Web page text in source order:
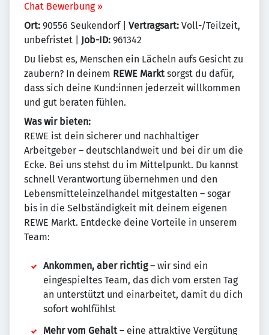
Chat Bewerbung »
Ort: 90556 Seukendorf | Vertragsart: Voll-/Teilzeit,
unbefristet | Job-ID: 961342
Du liebst es, Menschen ein Lächeln aufs Gesicht zu
zaubern? In deinem REWE Marktsorgst du dafür,
dass sich deine Kund:innen jederzeit willkommen
und gut beraten fühlen.
Was wir bieten:
REWE ist dein sicherer und nachhaltiger
Arbeitgeber – deutschlandweit und bei dir um die
Ecke. Bei uns stehst du im Mittelpunkt. Du kannst
schnell Verantwortung übernehmen und den
Lebensmitteleinzelhandel mitgestalten – sogar
bis in die Selbständigkeit mit deinem eigenen
REWE Markt. Entdecke deine Vorteile in unserem
Team:
Ankommen, aber richtig– wir sind ein
eingespieltes Team, das dich vom ersten Tag
an unterstützt und einarbeitet, damit du dich
sofort wohlfühlst
Mehr vom Gehalt– eine attraktive Vergütung